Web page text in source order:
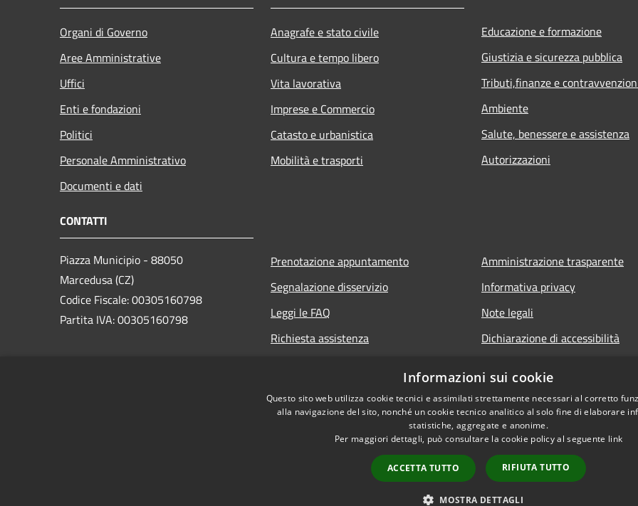
Organi di Governo
Aree Amministrative
Uffici
Enti e fondazioni
Politici
Personale Amministrativo
Documenti e dati
Anagrafe e stato civile
Cultura e tempo libero
Vita lavorativa
Imprese e Commercio
Catasto e urbanistica
Mobilità e trasporti
Educazione e formazione
Giustizia e sicurezza pubblica
Tributi,finanze e
Ambiente
Salute, benessere e assistenza
Autorizzazioni
CONTATTI
Piazza Municipio - 88050
Marcedusa (CZ)
Codice Fiscale: 00305160798
Partita IVA: 00305160798
Prenotazione appuntamento
Segnalazione disservizio
Leggi le FAQ
Richiesta assistenza
Amministrazione trasparente
Informativa privacy
Note legali
Dichiarazione di accessibilità
Copyright © 2026 • Comune di
Informazioni sui cookie
Questo sito web utilizza cookie tecnici e assimilati strettamente necessari al corretto
alla navigazione del sito, nonché un cookie tecnico analitico al solo fine di elaborare
statistiche, aggregate e anonime.
Per maggiori dettagli, può consultare la cookie policy al seguente link
ACCETTA TUTTO RIFIUTA TUTTO
MOSTRA DETTAGLI